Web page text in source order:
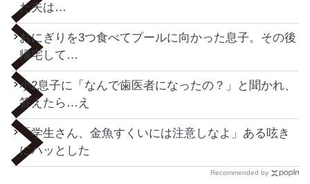
た夫は…
おにぎりを3つ食べてプールに向かった息子。その後
帰宅して…
小2息子に「なんで歯医者になったの？」と聞かれ、
答えたら…え
「学生さん、金魚すくいには注意しなよ」ある呟き
にハッとした
Recommended by